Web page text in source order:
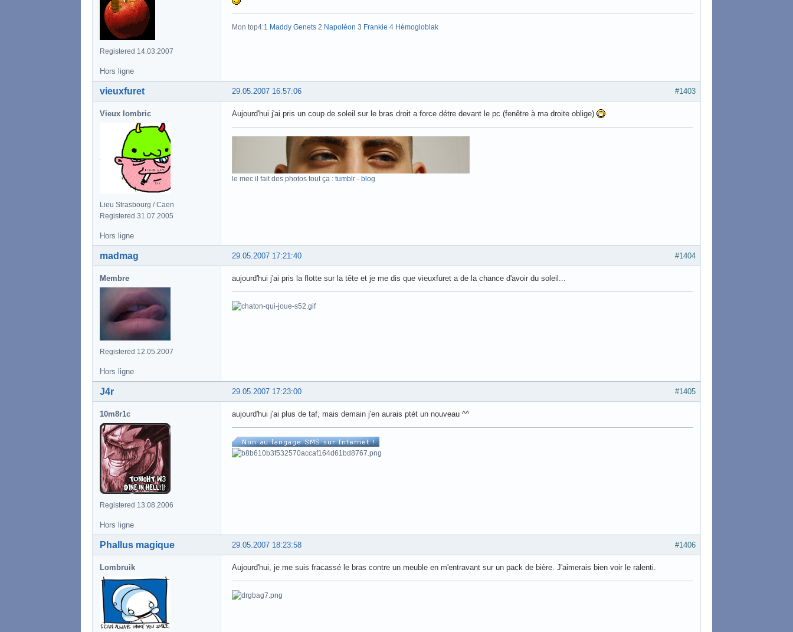
Registered 14.03.2007
Mon top4:1 Maddy Genets 2 Napoléon 3 Frankie 4 Hémogloblak
Hors ligne
#1403
29.05.2007 16:57:06
vieuxfuret
Vieux lombric
Lieu Strasbourg / Caen
Registered 31.07.2005
Aujourd'hui j'ai pris un coup de soleil sur le bras droit a force détre devant le pc (fenêtre à ma droite oblige)
le mec il fait des photos tout ça : tumblr - blog
Hors ligne
#1404
29.05.2007 17:21:40
madmag
Membre
Registered 12.05.2007
aujourd'hui j'ai pris la flotte sur la tête et je me dis que vieuxfuret a de la chance d'avoir du soleil...
Hors ligne
#1405
29.05.2007 17:23:00
J4r
10m8r1c
Registered 13.08.2006
aujourd'hui j'ai plus de taf, mais demain j'en aurais ptét un nouveau ^^
Hors ligne
#1406
29.05.2007 18:23:58
Phallus magique
Lombruik Aujourd'hui, je me suis fracassé le bras contre un meuble en m'entravant sur un pack de bière. J'aimerais bien voir le ralenti.